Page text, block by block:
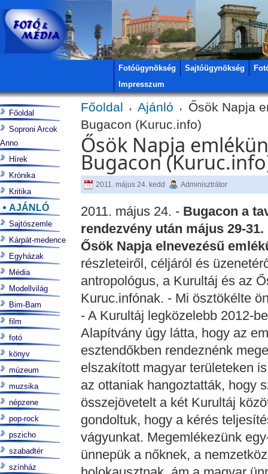
Fotóügynökség Sajtóügynökség
Impresszum
Főoldal Ajánló
Ősök Napja
Bugacon (Kuruc.info)
Ősök Napja
Bugacon
2011. május 24. kedd Adminisztrátor
2011. május 24. - Bugacon a
rendezvény után május 29-
Ősök Napja elnevezésű
részleteiről, céljáról és
antropológus, a Kurultáj és az
Kuruc.infónak. - Mi ösztökélte
- A Kurultáj legközelebb 2012-
Alapítvány úgy látta, hogy az
esztendőkben rendeznénk
elszakított magyar területeken
az ottaniak hangoztatták, hogy
összejövetelt a két Kurultáj
gondoltuk, hogy a kérés
vágyunkat. Megemlékezünk
ünnepük a nőknek, a
Főoldal
Soproni Arcok
Anno
Hírek
Krónika
Kritika
AJÁNLÓ
Sajtószemle
Kárpát-medence
Egyházak
Média
Modellvilág
Bim-Bam
film
fotó
könyv
múzeum
muzsika
népzene
pop-rock
pszicho
szabadtér
színház